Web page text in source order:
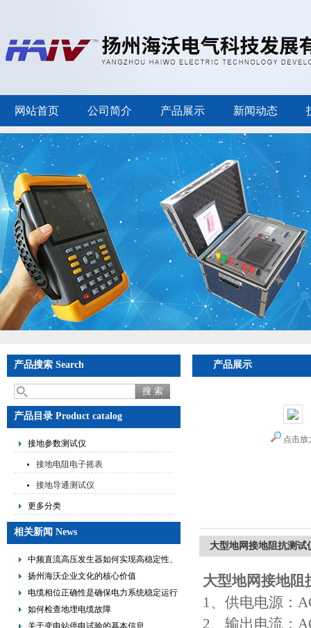
网站首页 公司简介 产品展示 新闻动态
产品搜索 Search
产品目录 Product catalog
接地参数测试仪
接地电阻电子摇表
接地导通测试仪
更多分类
相关新闻 News
中频直流高压发生器如何实现高稳定性、
低纹波与便携式设计？
扬州海沃企业文化的核心价值
电缆相位正确性是确保电力系统稳定运行
的重要措施
如何检查地埋电缆故障
关于变电站停电试验的基本信息
产品展示
点击放
大型地网接地阻抗测试
大型地网接地阻
1、供电电源：
2、输出电流：